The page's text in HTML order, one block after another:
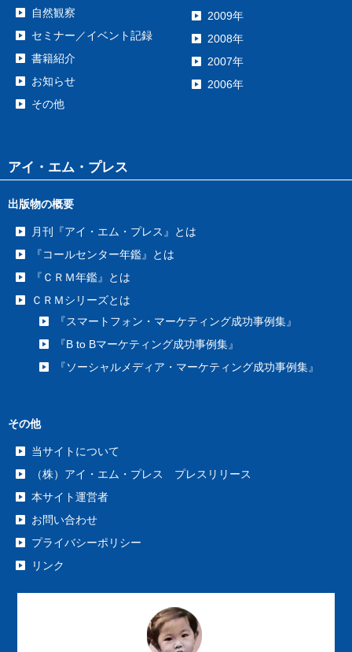
自然観察
セミナー／イベント記録
書籍紹介
お知らせ
その他
2009年
2008年
2007年
2006年
アイ・エム・プレス
出版物の概要
月刊『アイ・エム・プレス』とは
『コールセンター年鑑』とは
『ＣＲＭ年鑑』とは
ＣＲＭシリーズとは
『スマートフォン・マーケティング成功事例集』
『B to Bマーケティング成功事例集』
『ソーシャルメディア・マーケティング成功事例集』
その他
当サイトについて
（株）アイ・エム・プレス プレスリリース
本サイト運営者
お問い合わせ
プライバシーポリシー
リンク